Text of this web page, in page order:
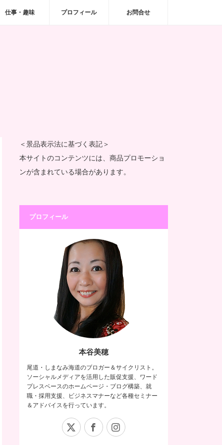
仕事・趣味 プロフィール お問合せ
＜景品表示法に基づく表記＞
本サイトのコンテンツには、商品プロモーショ
ンが含まれている場合があります。
プロフィール
本谷美穂
尾道・しまなみ海道のブロガー＆サイクリスト。
ソーシャルメディアを活用した販促支援、ワード
プレスベースのホームページ・ブログ構築、就
職・採用支援、ビジネスマナーなど各種セミナー
＆アドバイスを行っています。
Facebook